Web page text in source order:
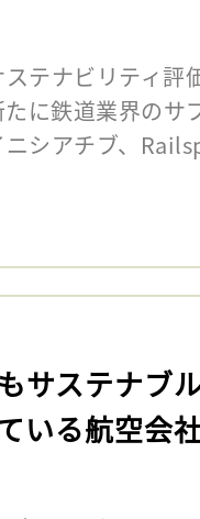
テナビリティ評
に鉄道業界のサ
シアチブ、
サステナブ
いる航空会